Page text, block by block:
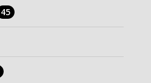
45